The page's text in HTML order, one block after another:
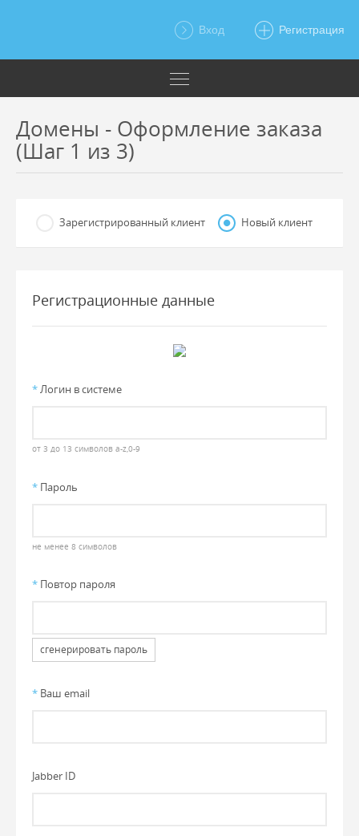
Вход Регистрация
Домены - Оформление заказа
(Шаг 1 из 3)
Зарегистрированный клиент Новый клиент
Регистрационные данные
*Логин в системе
от 3 до 13 символов a-z,0-9
* Пароль
не менее 8 символов
* Повтор пароля
сгенерировать пароль
* Ваш email
Jabber ID